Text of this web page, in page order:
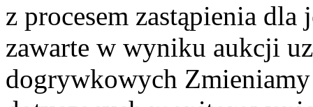
z procesem zastąpienia
zawarte w wyniku aukcji
dogrywkowych Zmieniamy